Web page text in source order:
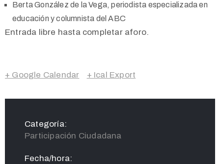
Berta González de la Vega, periodista especializada en
educación y columnista del ABC
Entrada libre hasta completar aforo.
+ Google Calendar + Ical Export
Categoría:
Participación Ciudadana
Fecha/hora: